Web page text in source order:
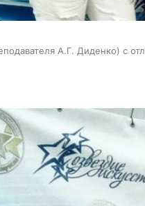
А.Г. Диденко) с